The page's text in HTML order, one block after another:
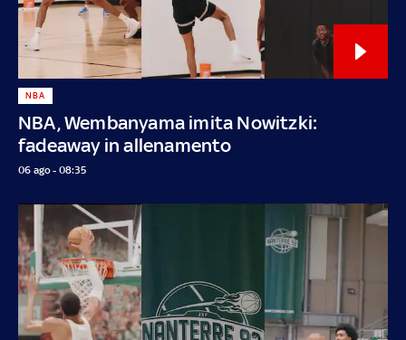
NBA, Wembanyama imita Nowitzki:
fadeaway in allenamento
NBA
06 ago - 08:35